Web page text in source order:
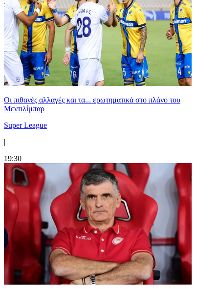
Οι πιθανές αλλαγές και τα... ερωτηματικά στο πλάνο του
Μεντιλίμπαρ
Super League
|
19:30